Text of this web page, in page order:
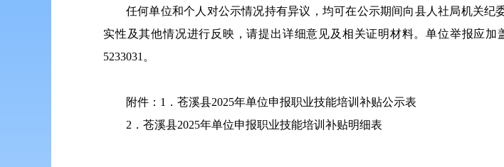
任何单位和个人对公示情况持有异议，均可在公示期间向县人社局机关
实性及其他情况进行反映，请提出详细意见及相关证明材料。单位举报应加
5233031。
附件：1．苍溪县2025年单位申报职业技能培训补贴公示表
2．苍溪县2025年单位申报职业技能培训补贴明细表